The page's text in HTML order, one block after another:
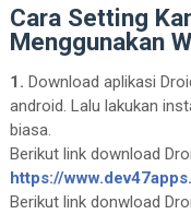
Cara Setting
Menggunakan
1. Download aplikasi
android. Lalu lakukan
biasa.
Berikut link download
https://
Berikut link donwload